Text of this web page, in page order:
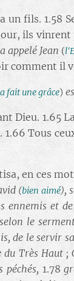
un fils. 1.58
ils
appelé Jean (
comment il
fait une grâce)
Dieu. 1.65
Tous
en ces
(bien aimé),
ennemis et
selon le
de le servir
Très Haut
1.78